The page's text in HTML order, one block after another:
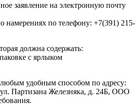
заявление на электронную почту
намерениях по телефону: +7(391) 215-
должна содержать:
с ярлыком
удобным способом по адресу:
Партизана Железняка, д. 24Б, ООО